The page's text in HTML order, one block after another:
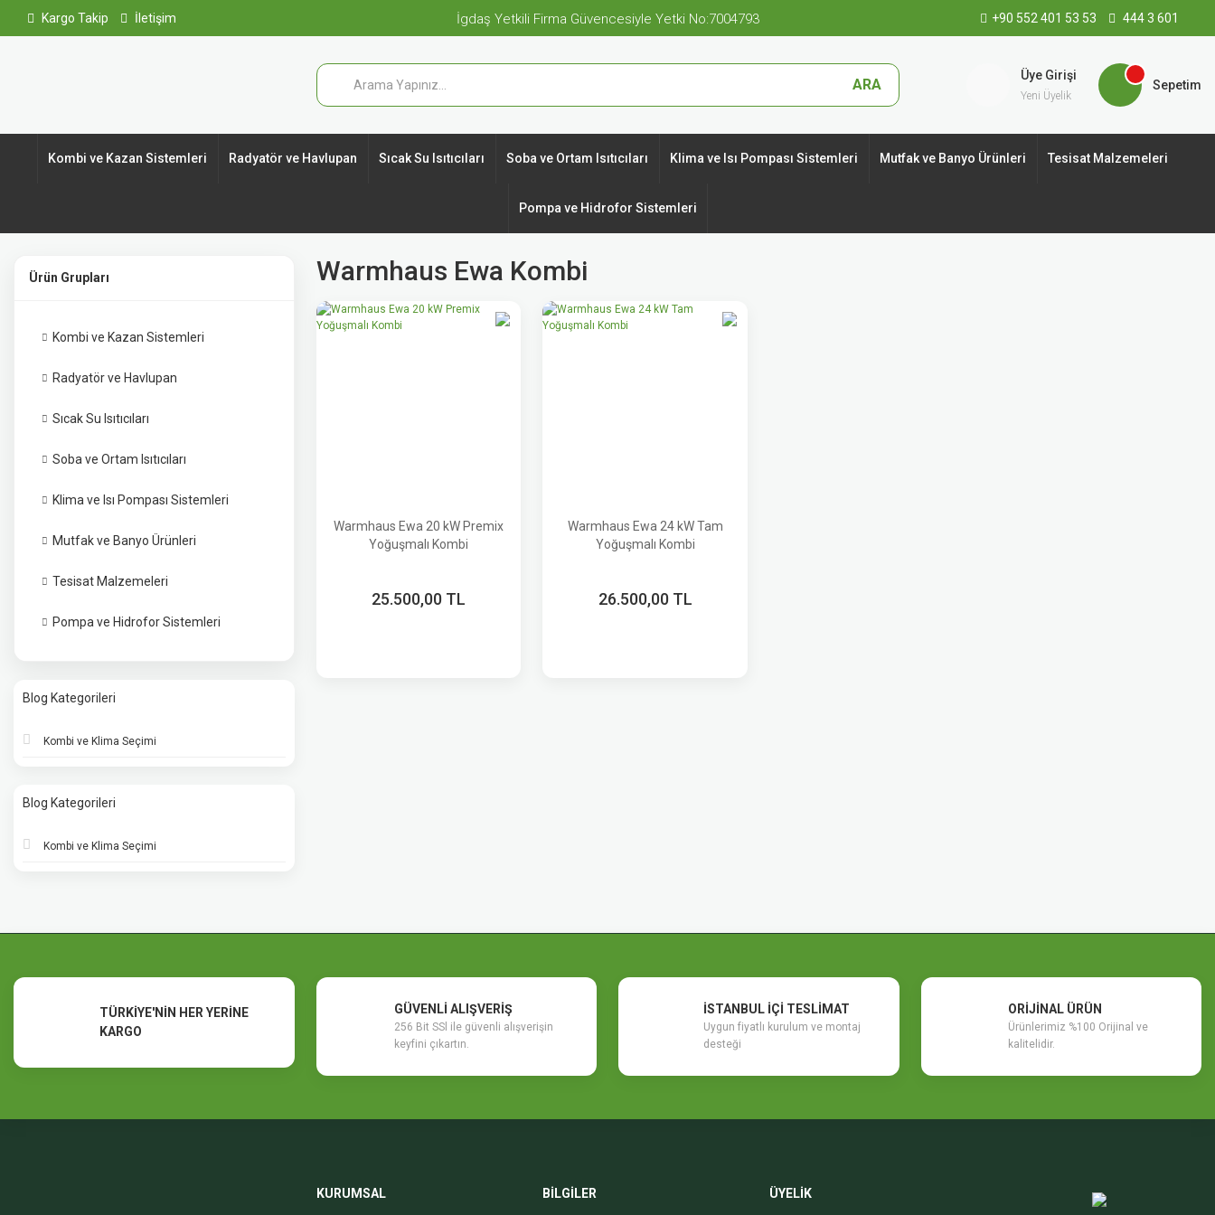
Kargo Takip İletişim İgdaş Yetkili Firma Güvencesiyle Yetki No:7004793 +90 552 401 53 53 444 3 601
ARA
Üye Girişi
Yeni Üyelik
Sepetim
Kombi ve Kazan Sistemleri Radyatör ve Havlupan Sıcak Su Isıtıcıları Soba ve Ortam Isıtıcıları Klima ve Isı Pompası Sistemleri Mutfak ve Banyo Ürünleri Tesisat Malzemeleri
Pompa ve Hidrofor Sistemleri
Ürün Grupları
Kombi ve Kazan Sistemleri
Radyatör ve Havlupan
Sıcak Su Isıtıcıları
Soba ve Ortam Isıtıcıları
Klima ve Isı Pompası Sistemleri
Mutfak ve Banyo Ürünleri
Tesisat Malzemeleri
Pompa ve Hidrofor Sistemleri
Blog Kategorileri
Kombi ve Klima Seçimi
Blog Kategorileri
Kombi ve Klima Seçimi
Warmhaus Ewa Kombi
Warmhaus Ewa 20 kW Premix
Yoğuşmalı Kombi
25.500,00 TL
Warmhaus Ewa 24 kW Tam
Yoğuşmalı Kombi
26.500,00 TL
TÜRKİYE'NİN HER YERİNE
KARGO
GÜVENLİ ALIŞVERİŞ
256 Bit SSl ile güvenli alışverişin
keyfini çıkartın.
İSTANBUL İÇİ TESLİMAT
Uygun fiyatlı kurulum ve montaj
desteği
ORİJİNAL ÜRÜN
Ürünlerimiz %100 Orijinal ve
kalitelidir.
KURUMSAL BİLGİLER ÜYELİK